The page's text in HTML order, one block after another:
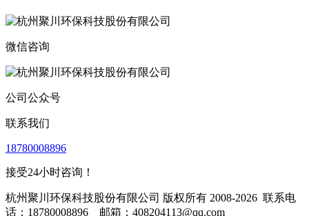
微信咨询
公司公众号
联系我们
18780008896
接受24小时咨询！
杭州聚川环保科技股份有限公司 版权所有 2008-2026 联系电
话：18780008896 邮箱：408204113@qq.com